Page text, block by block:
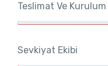
Teslimat Ve Kurulum
Sevkiyat Ekibi